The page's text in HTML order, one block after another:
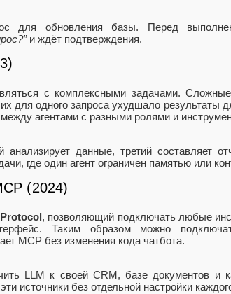
для обновления базы. Перед
и ждёт подтверждения.
с комплексными задачами.
для одного запроса ухудшало результаты
агентами с разными ролями и
данные, третий составляет
где один агент ограничен памятью или
(2024)
, позволяющий подключать любые
Таким образом можно
MCP без изменения кода чатбота.
LLM к своей CRM, базе документов и
источники без отдельной настройки